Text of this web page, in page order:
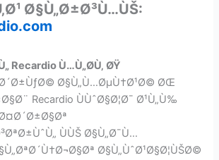
Ø§Ù„Ø±Ø³Ù…ÙŠ:
Recardio Ù…Ù„Ø­Ù‚ ØŸ
Ø§Ù„Ù…ØµÙ†Ø¹Ø© ØŒ
Recardio ÙÙˆØ§Ø¦Ø¯ Ø¹Ù„Ù‰
ÙÙŠ Ø§Ù„Ø¯Ù…
Ø§Ù„ÙˆØ¹Ø§Ø¦ÙŠØ©